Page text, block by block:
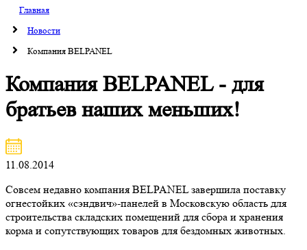
Главная
Новости
Компания BELPANEL
Компания BELPANEL - для
братьев наших меньших!
11.08.2014
Совсем недавно компания BELPANEL завершила поставку
огнестойких «сэндвич»-панелей в Московскую область для
строительства складских помещений для сбора и хранения
корма и сопутствующих товаров для бездомных животных.